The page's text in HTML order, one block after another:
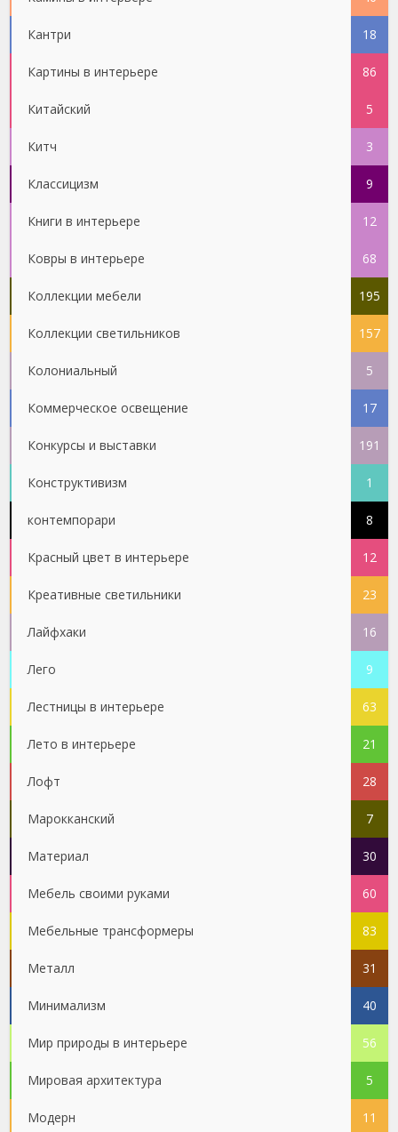
Кантри 18
Картины в интерьере 86
Китайский 5
Китч 3
Классицизм 9
Книги в интерьере 12
Ковры в интерьере 68
Коллекции мебели 195
Коллекции светильников 157
Колониальный 5
Коммерческое освещение 17
Конкурсы и выставки 191
Конструктивизм 1
контемпорари 8
Красный цвет в интерьере 12
Креативные светильники 23
Лайфхаки 16
Лего 9
Лестницы в интерьере 63
Лето в интерьере 21
Лофт 28
Марокканский 7
Материал 30
Мебель своими руками 60
Мебельные трансформеры 83
Металл 31
Минимализм 40
Мир природы в интерьере 56
Мировая архитектура 5
Модерн 11